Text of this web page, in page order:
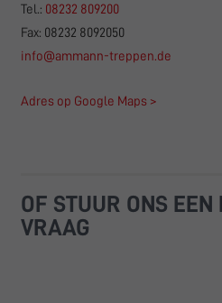
Tel.: 08232 809200
Fax: 08232 8092050
info@ammann-treppen.de
Adres op Google Maps >
OF STUUR ONS EEN
VRAAG